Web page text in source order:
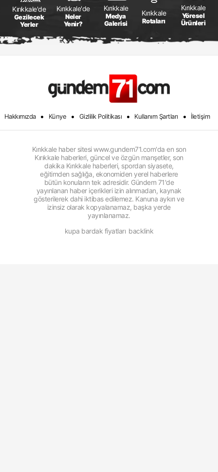
Kırıkkale'de
Gezilecek
Yerler
Kırıkkale'de
Neler
Yenir?
Kırıkkale
Medya
Galerisi
Kırıkkale
Rotaları
Kırıkkale
Yöresel
Ürünleri
Hakkımızda • Künye • Gizlilik Politikası • Kullanım Şartları • İletişim
Kırıkkale haber sitesi www.gundem71.com'da en son
Kırıkkale haberleri, güncel ve özgün manşetler, son
dakika Kırıkkale haberleri, spordan siyasete,
eğitimden sağlığa, ekonomiden yerel haberlere
bütün konuların tek adresidir. Gündem 71'de
yayınlanan haber içerikleri izin alınmadan, kaynak
gösterilerek dahi iktibas edilemez. Kanuna aykırı ve
izinsiz olarak kopyalanamaz, başka yerde
yayınlanamaz.
kupa bardak fiyatları backlink